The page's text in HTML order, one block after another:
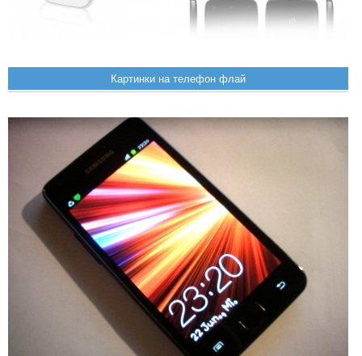
Картинки на телефон флай